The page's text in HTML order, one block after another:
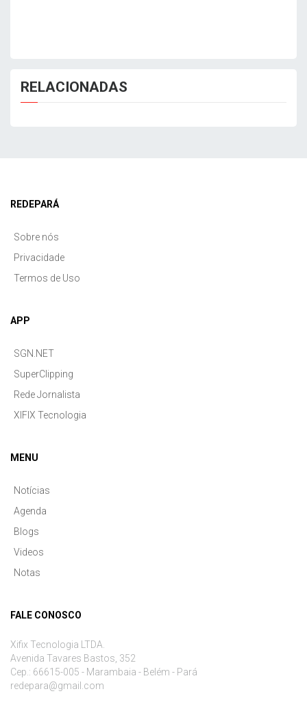
RELACIONADAS
REDEPARÁ
Sobre nós
Privacidade
Termos de Uso
APP
SGN.NET
SuperClipping
Rede Jornalista
XIFIX Tecnologia
MENU
Notícias
Agenda
Blogs
Videos
Notas
FALE CONOSCO
Xifix Tecnologia LTDA.
Avenida Tavares Bastos, 352
Cep.: 66615-005 - Marambaia - Belém - Pará
redepara@gmail.com